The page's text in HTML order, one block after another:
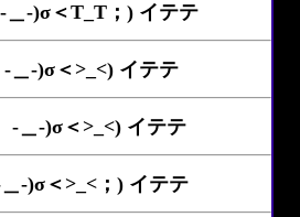
-)σ＜T_T；) イテテ
＿-)σ＜>_<) イテテ
＿-)σ＜>_<) イテテ
-)σ＜>_<；) イテテ